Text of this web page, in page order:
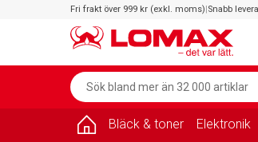
Fri frakt över 999 kr (exkl. moms)|Snabb
Bläck & toner Elektronik